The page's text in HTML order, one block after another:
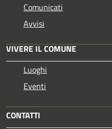
Comunicati
Avvisi
VIVERE IL COMUNE
Luoghi
Eventi
CONTATTI